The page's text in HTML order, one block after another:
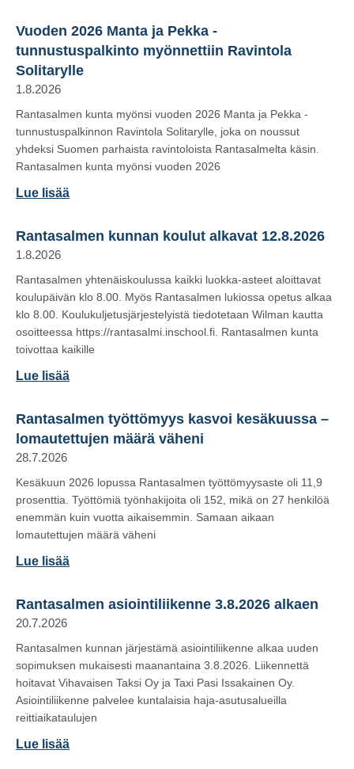
Vuoden 2026 Manta ja Pekka -
tunnustuspalkinto myönnettiin Ravintola
Solitarylle
1.8.2026
Rantasalmen kunta myönsi vuoden 2026 Manta ja Pekka -
tunnustuspalkinnon Ravintola Solitarylle, joka on noussut
yhdeksi Suomen parhaista ravintoloista Rantasalmelta käsin.
Rantasalmen kunta myönsi vuoden 2026
Lue lisää
Rantasalmen kunnan koulut alkavat 12.8.2026
1.8.2026
Rantasalmen yhtenäiskoulussa kaikki luokka-asteet aloittavat
koulupäivän klo 8.00. Myös Rantasalmen lukiossa opetus alkaa
klo 8.00. Koulukuljetusjärjestelyistä tiedotetaan Wilman kautta
osoitteessa https://rantasalmi.inschool.fi. Rantasalmen kunta
toivottaa kaikille
Lue lisää
Rantasalmen työttömyys kasvoi kesäkuussa –
lomautettujen määrä väheni
28.7.2026
Kesäkuun 2026 lopussa Rantasalmen työttömyysaste oli 11,9
prosenttia. Työttömiä työnhakijoita oli 152, mikä on 27 henkilöä
enemmän kuin vuotta aikaisemmin. Samaan aikaan
lomautettujen määrä väheni
Lue lisää
Rantasalmen asiointiliikenne 3.8.2026 alkaen
20.7.2026
Rantasalmen kunnan järjestämä asiointiliikenne alkaa uuden
sopimuksen mukaisesti maanantaina 3.8.2026. Liikennettä
hoitavat Vihavaisen Taksi Oy ja Taxi Pasi Issakainen Oy.
Asiointiliikenne palvelee kuntalaisia haja-asutusalueilla
reittiaikataulujen
Lue lisää